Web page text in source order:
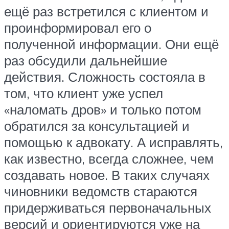
ещё раз встретился с клиентом и
проинформировал его о
полученной информации. Они ещё
раз обсудили дальнейшие
действия. Сложность состояла в
том, что клиент уже успел
«наломать дров» и только потом
обратился за консультацией и
помощью к адвокату. А исправлять,
как известно, всегда сложнее, чем
создавать новое. В таких случаях
чиновники ведомств стараются
придерживаться первоначальных
версий и ориентируются уже на